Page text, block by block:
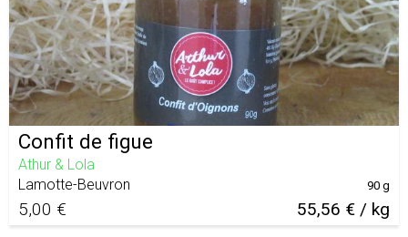
Confit de figue
Athur & Lola
Lamotte-Beuvron
5,00 € 55,56 € / kg
90 g